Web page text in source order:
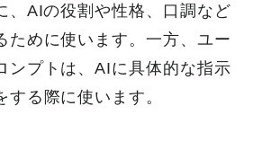
、AIの役割や性格、口調など
ために使います。一方、ユー
ンプトは、AIに具体的な指示
する際に使います。